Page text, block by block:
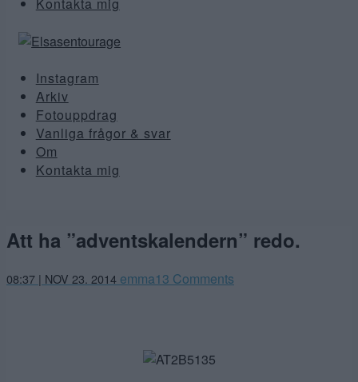
Kontakta mig
Instagram
Arkiv
Fotouppdrag
Vanliga frågor & svar
Om
Kontakta mig
Att ha ”adventskalendern” redo.
08:37 | NOV 23. 2014 emma13 Comments